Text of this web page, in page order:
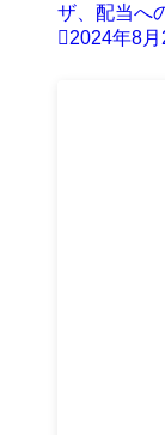
ザ、配当へ
2024年8月